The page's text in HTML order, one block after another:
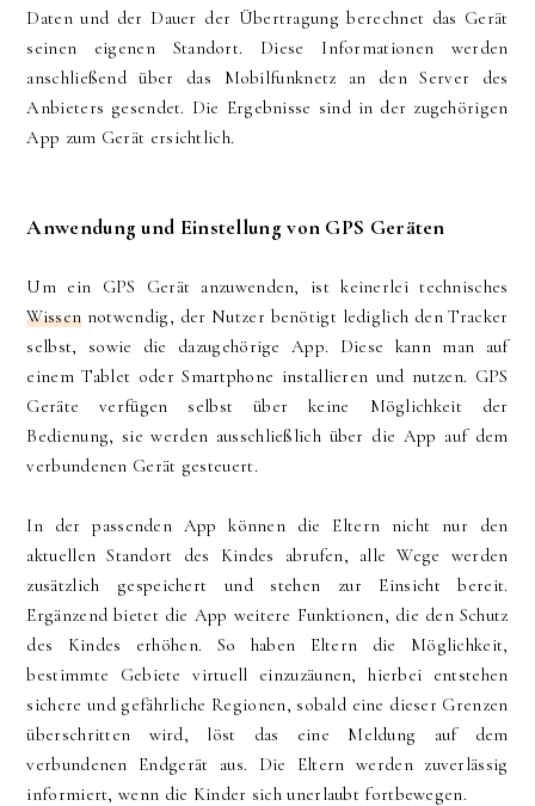
Daten und der Dauer der Übertragung berechnet das Gerät
seinen eigenen Standort. Diese Informationen werden
anschließend über das Mobilfunknetz an den Server des
Anbieters gesendet. Die Ergebnisse sind in der zugehörigen
App zum Gerät ersichtlich.
Anwendung und Einstellung von GPS Geräten
Um ein GPS Gerät anzuwenden, ist keinerlei technisches
Wissen notwendig, der Nutzer benötigt lediglich den Tracker
selbst, sowie die dazugehörige App. Diese kann man auf
einem Tablet oder Smartphone installieren und nutzen. GPS
Geräte verfügen selbst über keine Möglichkeit der
Bedienung, sie werden ausschließlich über die App auf dem
verbundenen Gerät gesteuert.
In der passenden App können die Eltern nicht nur den
aktuellen Standort des Kindes abrufen, alle Wege werden
zusätzlich gespeichert und stehen zur Einsicht bereit.
Ergänzend bietet die App weitere Funktionen, die den Schutz
des Kindes erhöhen. So haben Eltern die Möglichkeit,
bestimmte Gebiete virtuell einzuzäunen, hierbei entstehen
sichere und gefährliche Regionen, sobald eine dieser Grenzen
überschritten wird, löst das eine Meldung auf dem
verbundenen Endgerät aus. Die Eltern werden zuverlässig
informiert, wenn die Kinder sich unerlaubt fortbewegen.